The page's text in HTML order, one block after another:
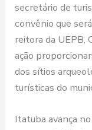
secretário de
convênio que
reitora da UEPB,
ação
dos sítios
turísticas do
Itatuba avança